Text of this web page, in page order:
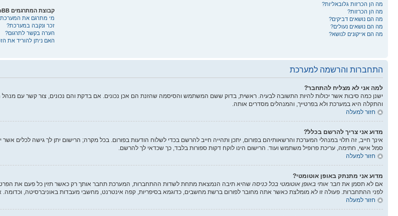
מה הן הכרזות גלובאליות?
מה הן הכרזות?
מה הם נושאים דביקים?
מה הם נושאים נעולים?
מה הם אייקונים לנושא?
קבוצת המתרגמים phpBB הישראלי
מי מתרגם את
זכר ונקבה במערכת?
הערה בקשר לתרגום?
האם ניתן להוריד את
התחברות והרשמה למערכת
למה אני לא מצליח להתחבר?
ישנן כמה סיבות אשר יכולות להיות התשובה לבעיה. ראשית, בדוק ששם המשתמש והסיסמה שהזנת הם אכן נכונים. אם בדקת והם נכונים, צור קשר עם
והתקלה היא במערכת ולא בפרטייך, והמנהלים מסדרים אותה.
חזור למעלה
מדוע אני צריך להרשם בכלל?
אינך חייב, זה תלוי במנהלי המערכת והרשאותיהם בפורום, יתכן ותהייה חייב להרשם בכדי לשלוח הודעות בפורום. בכל מקרה; הרישום יתן לך גישה לכלים
סמל אישי, חתימה, עריכת פרופיל משתמש ועוד. הרישום הינו לוקח דקות ספורות בלבד, כך שכדאי לך להרשם.
חזור למעלה
מדוע אני מתנתק באופן אוטומטי?
אם לא תסמן את חבר אותי באופן אוטומטי בכל כניסה שהיא תיבה הנמצאת מתחת לשדות ההתחברות, המערכת תחבר אותך רק כאשר תזין כל פעם את
לפני ההתחברות. פעולה זו לא מומלצת כאשר אתה מחובר לפורום ברשת מחשבים, כדוגמא בסיפריות, קפה אינטרנט, מחשבי מעבדות באוניברסיטה,
חזור למעלה